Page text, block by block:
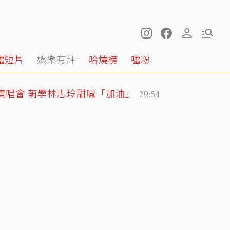
短片 娛樂有評 哈燒榜 噓粉
會 萌學林志玲甜喊「加油」 20:54